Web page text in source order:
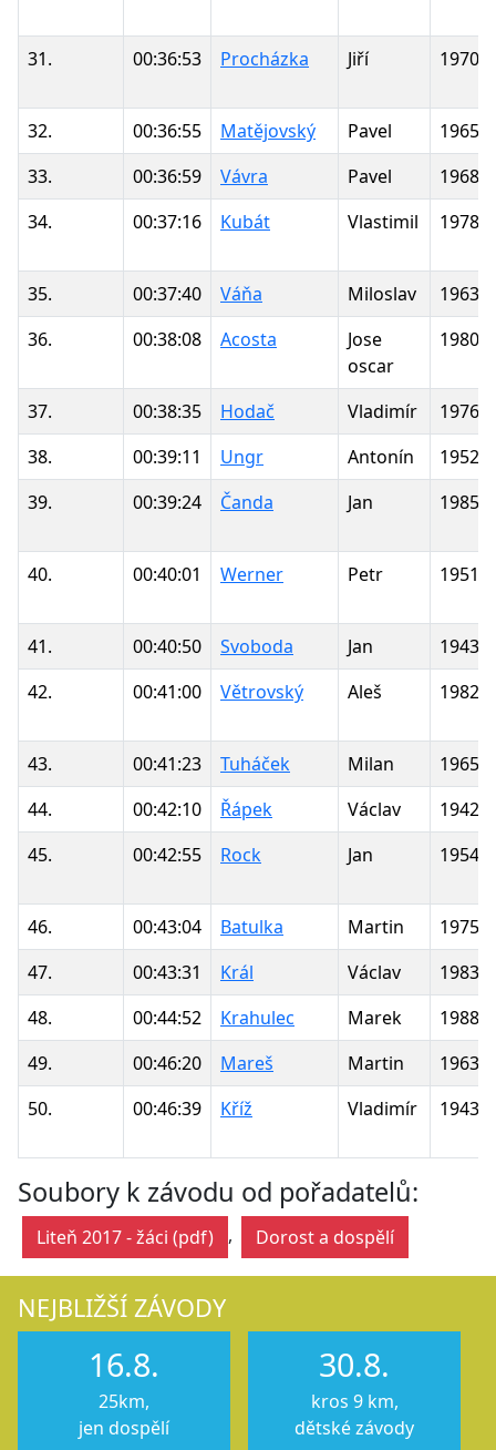
31. 00:36:53 Procházka Jiří 1970
32. 00:36:55 Matějovský Pavel
1965
33.
00:36:59 Vávra Pavel
1968
34.
00:37:16 Kubát Vlastimil 1978
35. 00:37:40 Váňa Miloslav
1963
36.
00:38:08 Acosta
Jose
oscar
1980
37. 00:38:35 Hodač Vladimír
1976
38.
00:39:11 Ungr Antonín
1952
39.
00:39:24 Čanda Jan 1985
40. 00:40:01 Werner Petr 1951
41. 00:40:50 Svoboda Jan
1943
42.
00:41:00 Větrovský Aleš 1982
43. 00:41:23 Tuháček Milan
1965
44.
00:42:10 Řápek Václav
1942
45.
00:42:55 Rock Jan 1954
46. 00:43:04 Batulka Martin
1975
47.
00:43:31 Král Václav
1983
48.
00:44:52 Krahulec Marek
1988
49.
00:46:20 Mareš Martin
1963
50.
00:46:39 Kříž Vladimír 1943
Soubory k závodu od pořadatelů:
Liteň 2017 - žáci (pdf) , Dorost a dospělí
NEJBLIŽŠÍ ZÁVODY
16.8.
25km,
jen dospělí
30.8.
kros 9 km,
dětské závody